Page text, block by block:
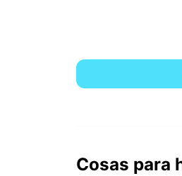
Cosas para